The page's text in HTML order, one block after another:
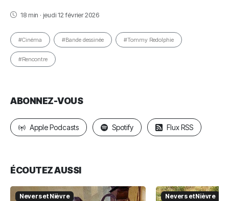
18 min · jeudi 12 février 2026
#Cinéma #Bande dessinée #Tommy Redolphie
#Rencontre
ABONNEZ-VOUS
Apple Podcasts Spotify Flux RSS
ÉCOUTEZ AUSSI
Nevers et Nièvre Nevers et Nièvre